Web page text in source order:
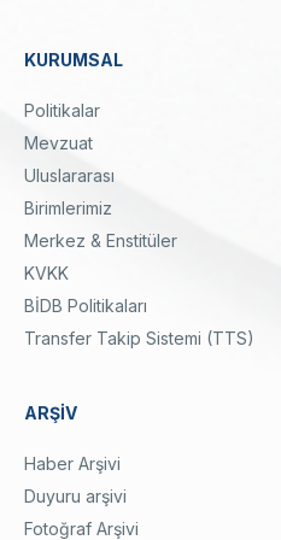
Ulusal Metroloji Enstitüsü (UME)
Fotoğraf Arşivi
KVKK Aydınlatma metni
Dipnot
KURUMSAL
Politikalar
Mevzuat
Uluslararası
Birimlerimiz
Merkez & Enstitüler
KVKK
BİDB Politikaları
Transfer Takip Sistemi (TTS)
ARŞİV
Haber Arşivi
Duyuru arşivi
Fotoğraf Arşivi